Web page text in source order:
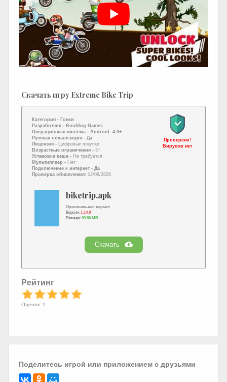
Скачать игру Extreme Bike Trip
Категория - Гонки
Разработчик - Roofdog Games
Операционная система - Android: 4.0+
Русская локализация - Да
Лицензия -
Цифровые покупки
Возрастные ограничения - 3+
Установка кеша - Не требуется
Мультиплеер - Нет
Подключение к интернет - Да
Проверка обновления: 02/08/2026
Проверено!
Вирусов нет
biketrip.apk
Оригинальная версия
Версия: 1.14.8
Размер: 39.86 MB
Скачать
Рейтинг
Оценок: 1
Поделитесь игрой или приложением с друзьями